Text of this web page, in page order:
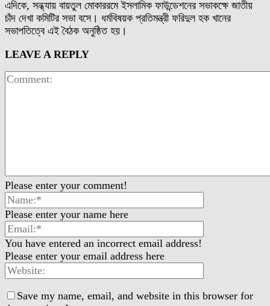
এদিকে, সন্ধ্যায় বায়তুল মোকাররমে ইসলামিক ফাউন্ডেশনের সভাকক্ষে জাতীয়
চাঁদ দেখা কমিটির সভা বসে। ধর্মবিষয়ক প্রতিমন্ত্রী ফরিদুল হক খানের
সভাপতিত্বে এই বৈঠক অনুষ্ঠিত হয়।
LEAVE A REPLY
Please enter your comment!
Please enter your name here
You have entered an incorrect email address!
Please enter your email address here
Save my name, email, and website in this browser for